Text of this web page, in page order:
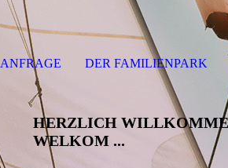
ANFRAGE DER FAMILIENPARK
HERZLICH
WELKOM ...